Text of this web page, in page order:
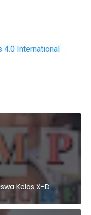
4.0 International
Kelas X-D